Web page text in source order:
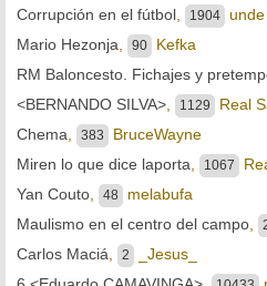
Corrupción en el fútbol
1904
unde
Mario Hezonja
90
Kefka
RM Baloncesto. Fichajes y
<BERNANDO SILVA>
1129
Real
Chema
383
BruceWayne
Miren lo que dice laporta
1067
Yan Couto
48
melabufa
Maulismo en el centro del campo
Carlos Maciá
2
_Jesus_